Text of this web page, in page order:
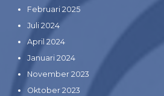
Februari 2025
Juli 2024
April 2024
Januari 2024
November 2023
Oktober 2023